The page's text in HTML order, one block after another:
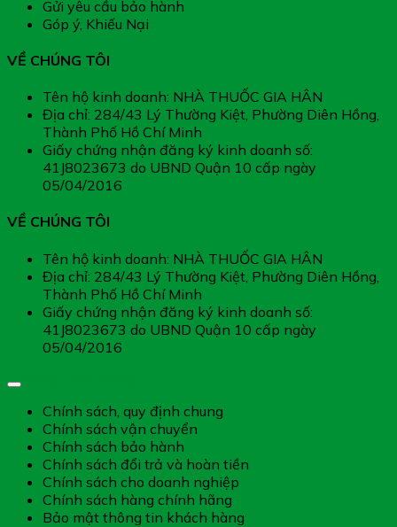
Gửi yêu cầu bảo hành
Góp ý, Khiếu Nại
VỀ CHÚNG TÔI
Tên hộ kinh doanh: NHÀ THUỐC GIA HÂN
Địa chỉ: 284/43 Lý Thường Kiệt, Phường Diên Hồng,
Thành Phố Hồ Chí Minh
Giấy chứng nhận đăng ký kinh doanh số:
41J8023673 do UBND Quận 10 cấp ngày
05/04/2016
VỀ CHÚNG TÔI
Tên hộ kinh doanh: NHÀ THUỐC GIA HÂN
Địa chỉ: 284/43 Lý Thường Kiệt, Phường Diên Hồng,
Thành Phố Hồ Chí Minh
Giấy chứng nhận đăng ký kinh doanh số:
41J8023673 do UBND Quận 10 cấp ngày
05/04/2016
Chính sách, quy định chung
Chính sách vận chuyển
Chính sách bảo hành
Chính sách đổi trả và hoàn tiền
Chính sách cho doanh nghiệp
Chính sách hàng chính hãng
Bảo mật thông tin khách hàng